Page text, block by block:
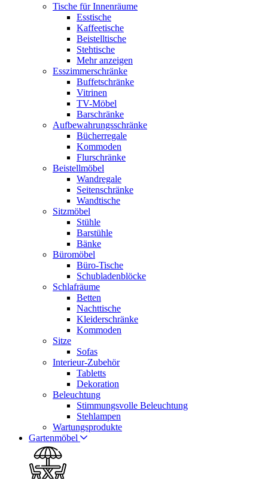
Tische für Innenräume
Esstische
Kaffeetische
Beistelltische
Stehtische
Mehr anzeigen
Esszimmerschränke
Buffetschränke
Vitrinen
TV-Möbel
Barschränke
Aufbewahrungsschränke
Bücherregale
Kommoden
Flurschränke
Beistellmöbel
Wandregale
Seitenschränke
Wandtische
Sitzmöbel
Stühle
Barstühle
Bänke
Büromöbel
Büro-Tische
Schubladenblöcke
Schlafräume
Betten
Nachttische
Kleiderschränke
Kommoden
Sitze
Sofas
Interieur-Zubehör
Tabletts
Dekoration
Beleuchtung
Stimmungsvolle Beleuchtung
Stehlampen
Wartungsprodukte
Gartenmöbel